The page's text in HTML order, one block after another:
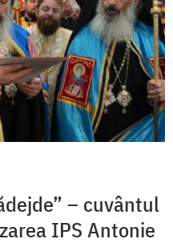
– cuvântul
IPS Antonie